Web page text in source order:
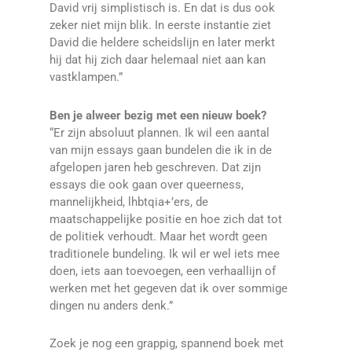
David vrij simplistisch is. En dat is dus ook
zeker niet mijn blik. In eerste instantie ziet
David die heldere scheidslijn en later merkt
hij dat hij zich daar helemaal niet aan kan
vastklampen.”
Ben je alweer bezig met een nieuw boek?
“Er zijn absoluut plannen. Ik wil een aantal
van mijn essays gaan bundelen die ik in de
afgelopen jaren heb geschreven. Dat zijn
essays die ook gaan over queerness,
mannelijkheid, lhbtqia+’ers, de
maatschappelijke positie en hoe zich dat tot
de politiek verhoudt. Maar het wordt geen
traditionele bundeling. Ik wil er wel iets mee
doen, iets aan toevoegen, een verhaallijn of
werken met het gegeven dat ik over sommige
dingen nu anders denk.”
Zoek je nog een grappig, spannend boek met